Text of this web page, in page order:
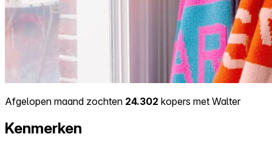
Afgelopen maand zochten 24.302 kopers met Walter
Kenmerken